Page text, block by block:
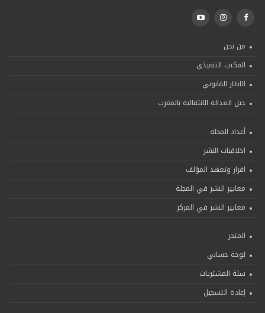
من نحن
المكتب التنفيذي
الاطار القانوني
جيل العدالة الانتقالية بالمغرب
أعداد المجلة
اخلاقيات النشر
اقرار وتعهد المؤلف
معايير النشر في المجلة
معايير النشر في المركز
المتجر
لوحة حسابي
سلة المشتريات
إعادة التسجيل